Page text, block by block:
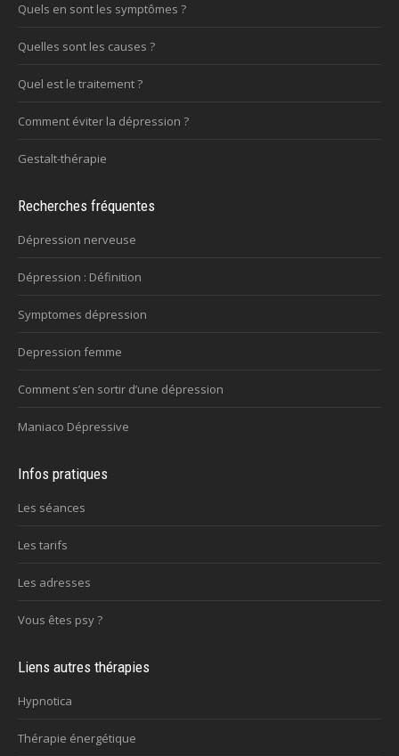
Quels en sont les symptômes ?
Quelles sont les causes ?
Quel est le traitement ?
Comment éviter la dépression ?
Gestalt-thérapie
Recherches fréquentes
Dépression nerveuse
Dépression : Définition
Symptomes dépression
Depression femme
Comment s’en sortir d’une dépression
Maniaco Dépressive
Infos pratiques
Les séances
Les tarifs
Les adresses
Vous êtes psy ?
Liens autres thérapies
Hypnotica
Thérapie énergétique